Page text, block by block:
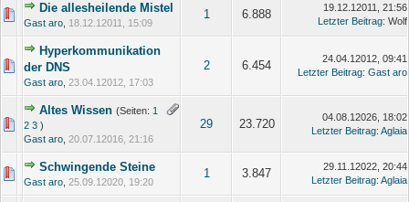
Die allesheilende Mistel
Gast aro 18.12.12011, 15:09
1 6.888
19.12.12011, 21:56
Letzter Beitrag: Wolf
Hyperkommunikation
der DNS
Gast aro 23.04.12012, 17:03
2 6.454
24.04.12012, 09:41
Letzter Beitrag: Gast aro
Altes Wissen (Seiten: 1
2 3 )
Gast aro 20.07.12016, 21:16
29 23.720
04.08.12026, 18:02
Letzter Beitrag: Aglaia
Schwingende Steine
Gast aro 25.09.12020, 19:20
1 3.847
29.11.12022, 20:44
Letzter Beitrag: Aglaia